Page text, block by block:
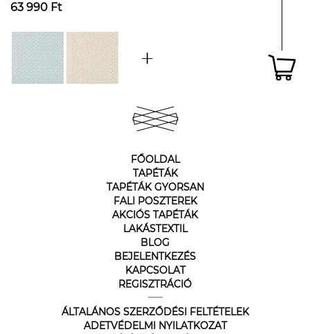
63 990 Ft
FŐOLDAL
TAPÉTÁK
TAPÉTÁK GYORSAN
FALI POSZTEREK
AKCIÓS TAPÉTÁK
LAKÁSTEXTIL
BLOG
BEJELENTKEZÉS
KAPCSOLAT
REGISZTRÁCIÓ
ÁLTALÁNOS SZERZŐDÉSI FELTÉTELEK
ADETVÉDELMI NYILATKOZAT